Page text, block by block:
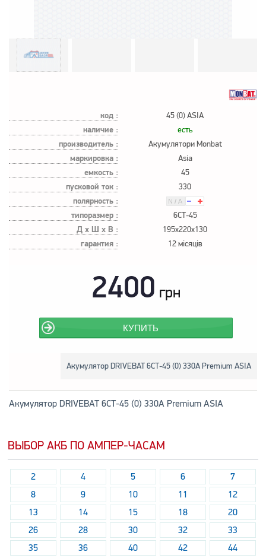
код : 45 (0) ASIA
наличие : есть
производитель : Акумулятори Monbat
маркировка : Asia
емкость : 45
пусковой ток : 330
полярность :
типоразмер :
6СТ-45
Д х Ш х В : 195x220x130
гарантия : 12 місяців
2400 грн
КУПИТЬ
Акумулятор DRIVEBAT 6СТ-45 (0) 330A Premium ASIA
Акумулятор DRIVEBAT 6СТ-45 (0) 330A Premium ASIA
ВЫБОР АКБ ПО АМПЕР-ЧАСАМ
2 4 5 6
7
8
9 10 11
12
13
14 15 18
20
26
28 30 32
33
35
36 40 42
44